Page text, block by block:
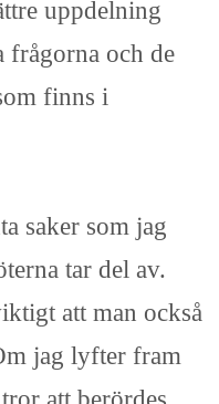
uppdelning
frågorna och de
finns i
saker som jag
tar del av.
att man också
jag lyfter fram